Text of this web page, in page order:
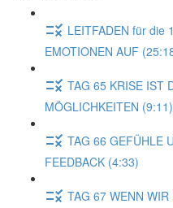
LEITFADEN für die
EMOTIONEN AUF
TAG 65 KRISE IST
MÖGLICHKEITEN (9:11)
TAG 66 GEFÜHLE
FEEDBACK (4:33)
TAG 67 WENN